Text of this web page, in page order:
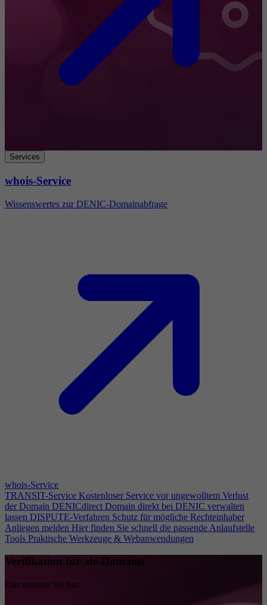
Services
whois-Service
Wissenswertes zur DENIC-Domainabfrage
whois-Service
TRANSIT-Service Kostenloser Service vor ungewolltem Verlust
der Domain DENICdirect Domain direkt bei DENIC verwalten
lassen DISPUTE-Verfahren Schutz für mögliche Rechteinhaber
Anliegen melden Hier finden Sie schnell die passende Anlaufstelle
Tools Praktische Werkzeuge & Webanwendungen
Verifikation für .de-Domains
Das müssen Sie tun